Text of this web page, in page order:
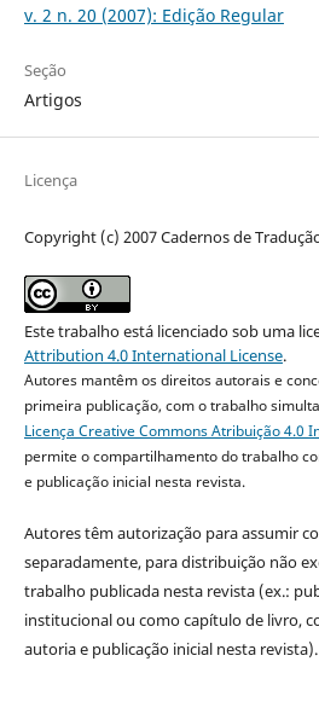
v. 2 n. 20 (2007): Edição Regular
Seção
Artigos
Licença
Copyright (c) 2007 Cadernos de
Este trabalho está licenciado sob uma
Attribution 4.0 International License.
Autores mantêm os direitos autorais e
primeira publicação, com o trabalho
Licença Creative Commons Atribuição 4.0
permite o compartilhamento do trabalho
e publicação inicial nesta revista.
Autores têm autorização para assumir
separadamente, para distribuição não
trabalho publicada nesta revista (ex.:
institucional ou como capítulo de livro,
autoria e publicação inicial nesta revista).